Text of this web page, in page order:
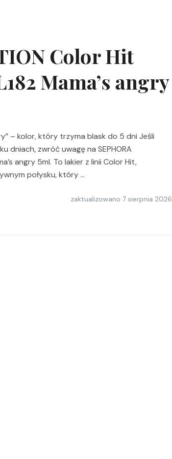
Color Hit
Mama’s angry
– kolor, który trzyma blask do 5 dni Jeśli
dniach, zwróć uwagę na SEPHORA
angry 5ml. To lakier z linii Color Hit,
połysku, który …
zaktualizowano 7 sierpnia 2026